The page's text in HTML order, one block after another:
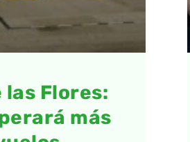
las Flores:
más